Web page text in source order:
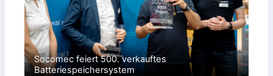
Socomec feiert 500. verkauftes
Batteriespeichersystem